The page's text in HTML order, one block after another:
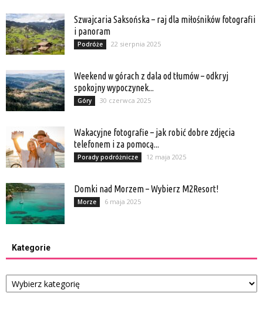
Szwajcaria Saksońska – raj dla miłośników fotografii
i panoram
Podróże 22 sierpnia 2025
Weekend w górach z dala od tłumów – odkryj
spokojny wypoczynek...
Góry 30 czerwca 2025
Wakacyjne fotografie – jak robić dobre zdjęcia
telefonem i za pomocą...
Porady podróżnicze 12 maja 2025
Domki nad Morzem – Wybierz M2Resort!
Morze 6 maja 2025
Kategorie
Kategorie